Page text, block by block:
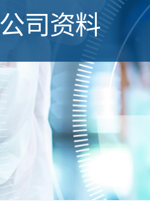
公司资料